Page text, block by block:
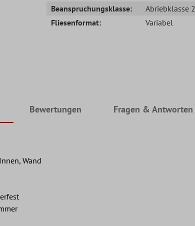
Beanspruchungsklasse:
Abriebklasse 2
Fliesenformat:
Variabel
Bewertungen Fragen & Antworten
Wand